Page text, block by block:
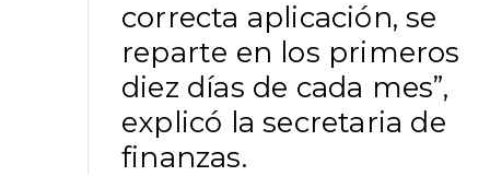
correcta aplicación, se
reparte en los primeros
diez días de cada mes”,
explicó la secretaria de
finanzas.